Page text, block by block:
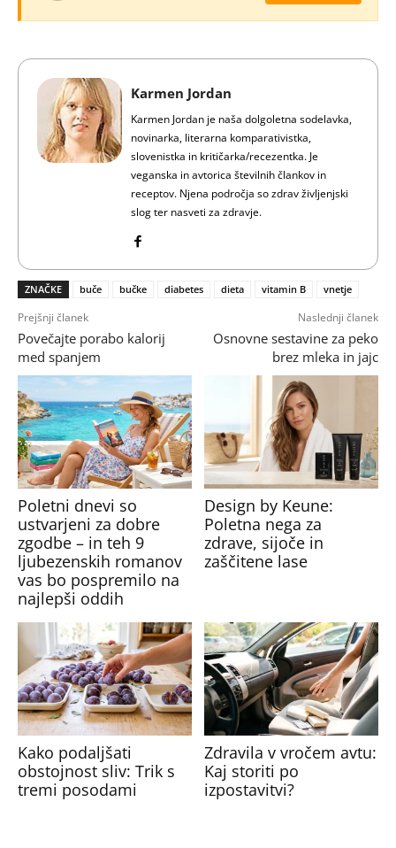
Karmen Jordan
Karmen Jordan je naša dolgoletna sodelavka,
novinarka, literarna komparativistka,
slovenistka in kritičarka/recezentka. Je
veganska in avtorica številnih člankov in
receptov. Njena področja so zdrav življenjski
slog ter nasveti za zdravje.
ZNAČKE buče bučke diabetes dieta vitamin B vnetje
Prejšnji članek
Povečajte porabo kalorij
med spanjem
Naslednji članek
Osnovne sestavine za peko
brez mleka in jajc
Poletni dnevi so
ustvarjeni za dobre
zgodbe – in teh 9
ljubezenskih romanov
vas bo pospremilo na
najlepši oddih
Design by Keune:
Poletna nega za
zdrave, sijoče in
zaščitene lase
Kako podaljšati
obstojnost sliv: Trik s
tremi posodami
Zdravila v vročem avtu:
Kaj storiti po
izpostavitvi?